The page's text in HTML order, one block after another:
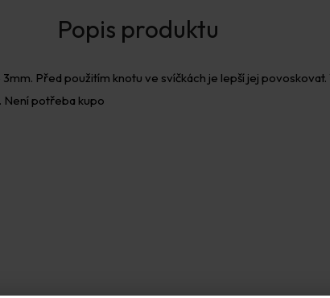
Před použitím knotu ve svíčkách je lepší jej
Není potřeba kupo